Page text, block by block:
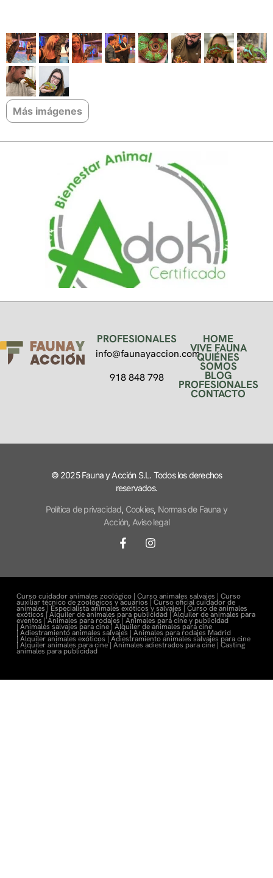
Más imágenes
PROFESIONALES
info@faunayaccion.com
918 848 798
HOME
VIVE FAUNA
QUIÉNES
SOMOS
BLOG
PROFESIONALES
CONTACTO
© 2025 Fauna y Acción S.L. Todos los derechos
reservados.
Política de privacidad, Cookies, Normas de Fauna y
Acción, Aviso legal
Curso cuidador animales zoológico | Curso animales salvajes | Curso
auxiliar técnico de zoológicos y acuarios | Curso oficial cuidador de
animales | Especialista animales exóticos y salvajes | Curso de animales
exóticos |Alquiler de animales para publicidad |Alquiler de animales para
eventos |Animales para rodajes | Animales para cine y publicidad
| Animales salvajes para cine | Alquiler de animales para cine
| Adiestramiento animales salvajes | Animales para rodajes Madrid
| Alquiler animales exóticos | Adiestramiento animales salvajes para cine
| Alquiler animales para cine | Animales adiestrados para cine| Casting
animales para publicidad